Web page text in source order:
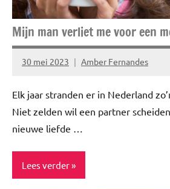
Mijn man verliet me voor een
30 mei 2023 Amber Fernandes
Geen
Elk jaar stranden er in Nederland
Niet zelden wil een partner
nieuwe liefde …
Lees verder